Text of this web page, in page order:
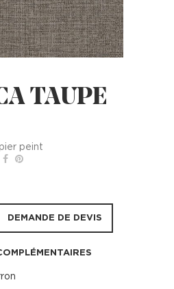
TAUPE
peint
DEMANDE DE DEVIS